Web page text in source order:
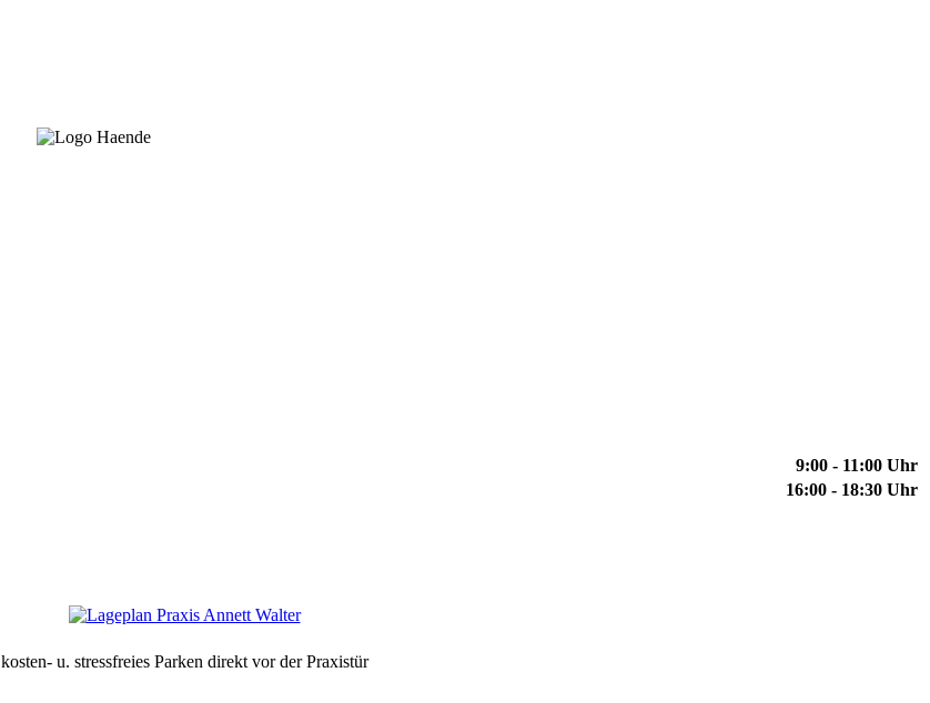
9:00 - 11:00 Uhr
16:00 - 18:30 Uhr
kosten- u. stressfreies Parken direkt vor der Praxistür